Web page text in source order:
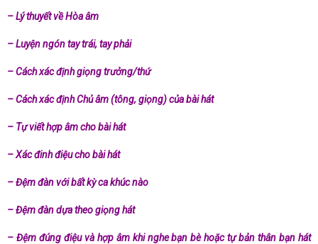
– Lý thuyết về Hòa âm
– Luyện ngón tay trái, tay phải
– Cách xác định giọng trưởng/thứ
– Cách xác định Chủ âm (tông, giọng) của bài hát
– Tự viết hợp âm cho bài hát
– Xác đinh điệu cho bài hát
– Đệm đàn với bất kỳ ca khúc nào
– Đệm đàn dựa theo giọng hát
– Đệm đúng điệu và hợp âm khi nghe bạn bè hoặc tự bản thân bạn hát